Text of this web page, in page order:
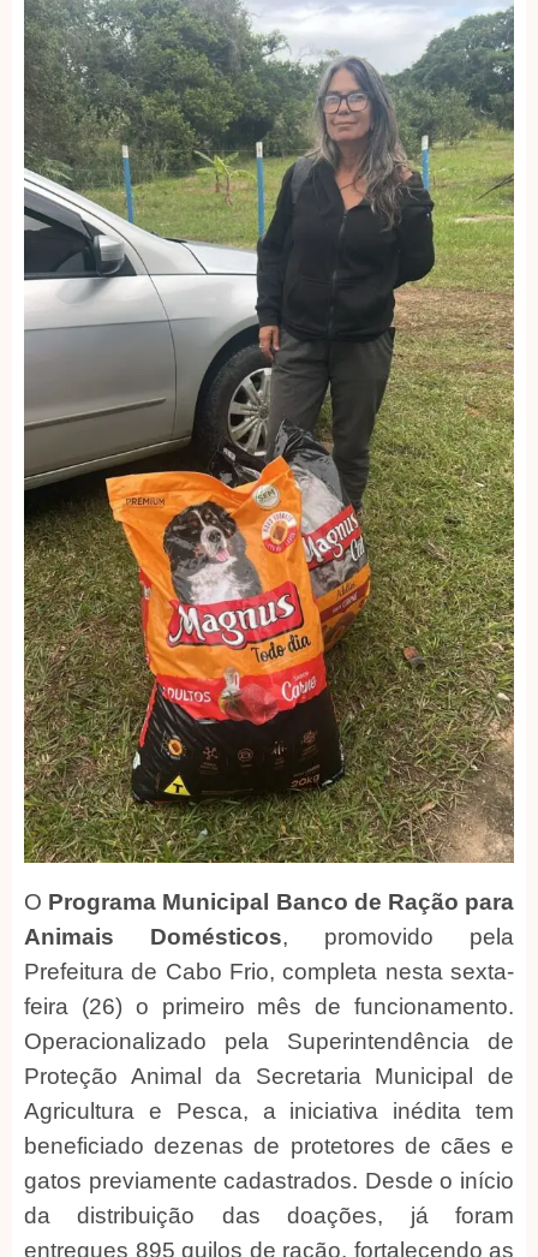
O Programa Municipal Banco de Ração para
Animais Domésticos, promovido pela
Prefeitura de Cabo Frio, completa nesta sexta-
feira (26) o primeiro mês de funcionamento.
Operacionalizado pela Superintendência de
Proteção Animal da Secretaria Municipal de
Agricultura e Pesca, a iniciativa inédita tem
beneficiado dezenas de protetores de cães e
gatos previamente cadastrados. Desde o início
da distribuição das doações, já foram
entregues 895 quilos de ração, fortalecendo as